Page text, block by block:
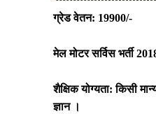
ग्रेड वेतन: 19900/-
मेल मोटर सर्विस भर्ती
शैक्षिक योग्यता: किसी
ज्ञान ।